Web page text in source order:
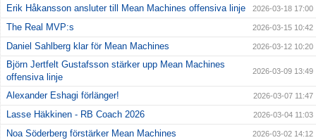
Erik Håkansson ansluter till Mean Machines offensiva linje 2026-03-18 17:00
The Real MVP:s 2026-03-15 10:42
Daniel Sahlberg klar för Mean Machines 2026-03-12 10:20
Björn Jertfelt Gustafsson stärker upp Mean Machines
offensiva linje
2026-03-09 13:49
Alexander Eshagi förlänger! 2026-03-07 11:47
Lasse Häkkinen - RB Coach 2026 2026-03-04 11:03
Noa Söderberg förstärker Mean Machines 2026-03-02 14:12